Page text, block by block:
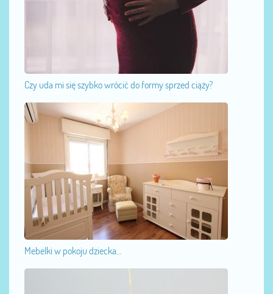
Czy uda mi się szybko wrócić do formy sprzed ciąży?
Mebelki w pokoju dziecka...